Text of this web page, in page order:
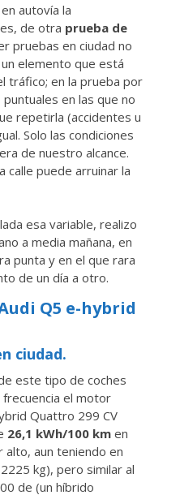
autovía la
de otra prueba de
pruebas en ciudad no
elemento que está
tráfico; en la prueba por
en las que no
repetirla (accidentes u
Solo las condiciones
de nuestro alcance.
calle puede arruinar la
esa variable, realizo
a media mañana, en
punta y en el que rara
de un día a otro.
Q5 e-hybrid
ciudad.
este tipo de coches
el motor
Quattro 299 CV
26,1 kWh/100 kmen
alto, aun teniendo en
kg), pero similar al
de (un híbrido